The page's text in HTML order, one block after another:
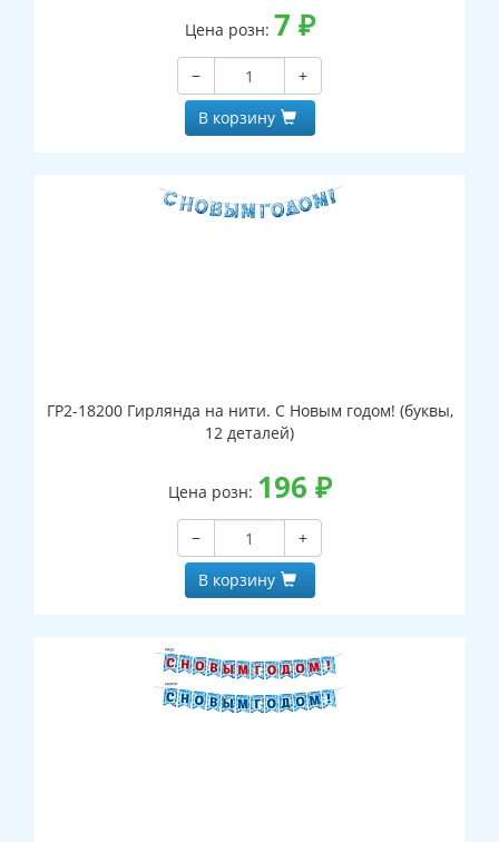
Цена розн: 7 ₽
−
+
В корзину
ГР2-18200 Гирлянда на нити. С Новым годом! (буквы,
12 деталей)
Цена розн: 196 ₽
−
+
В корзину